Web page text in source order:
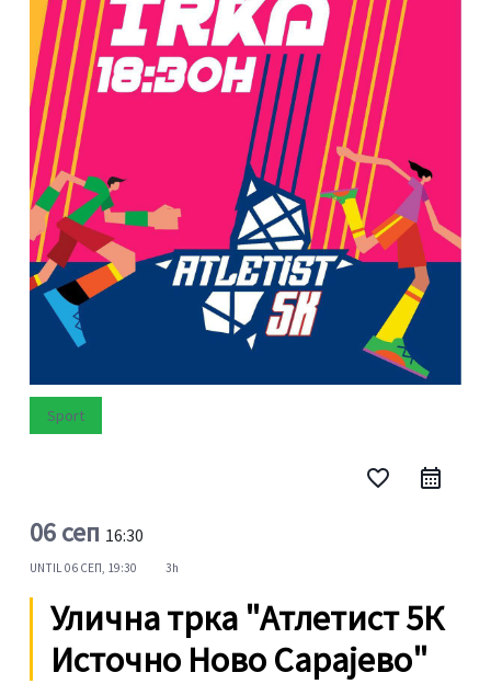
Sport
favorite_border
06 сеп 16:30
UNTIL06 СЕП, 19:30 3h
Улична трка "Атлетист 5К
Источно Ново Сарајево"